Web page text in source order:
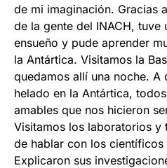
de mi imaginación. Gracias
de la gente del INACH, tuve
ensueño y pude aprender
la Antártica. Visitamos la
quedamos allí una noche. A
helado en la Antártica,
amables que nos hicieron
Visitamos los laboratorios y
de hablar con los científicos
Explicaron sus